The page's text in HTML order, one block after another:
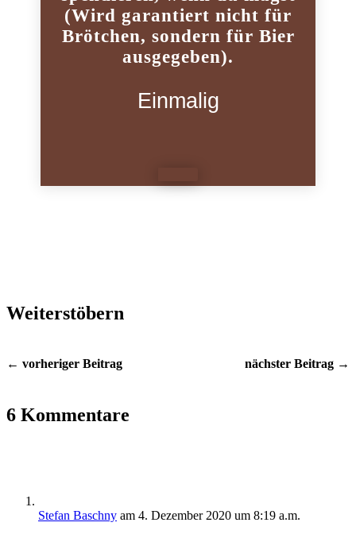
(Wird garantiert nicht für
Brötchen, sondern für Bier
ausgegeben).
Einmalig
Weiterstöbern
← vorheriger Beitrag nächster Beitrag →
6 Kommentare
Stefan Baschny am 4. Dezember 2020 um 8:19 a.m.